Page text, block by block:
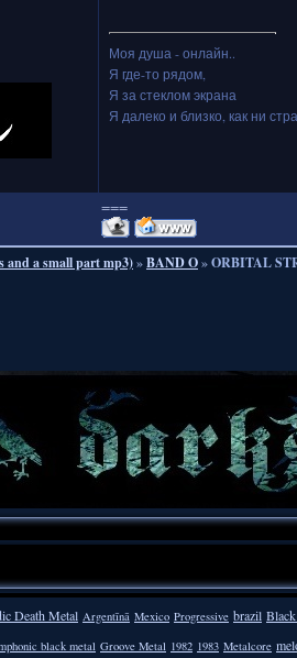
Моя душа - онлайн..
Я где-то рядом,
Я за стеклом экрана
Я далеко и близко, как ни
===
and a small part mp3)»BAND O»ORBITAL
Death Metal Argentīnā Mexico Progressive brazil
black metal Groove Metal 1982 1983 Metalcore